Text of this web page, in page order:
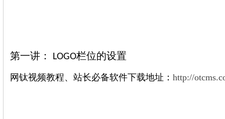
第一讲： LOGO栏位的设置
网钛视频教程、站长必备软件下载地址： http://